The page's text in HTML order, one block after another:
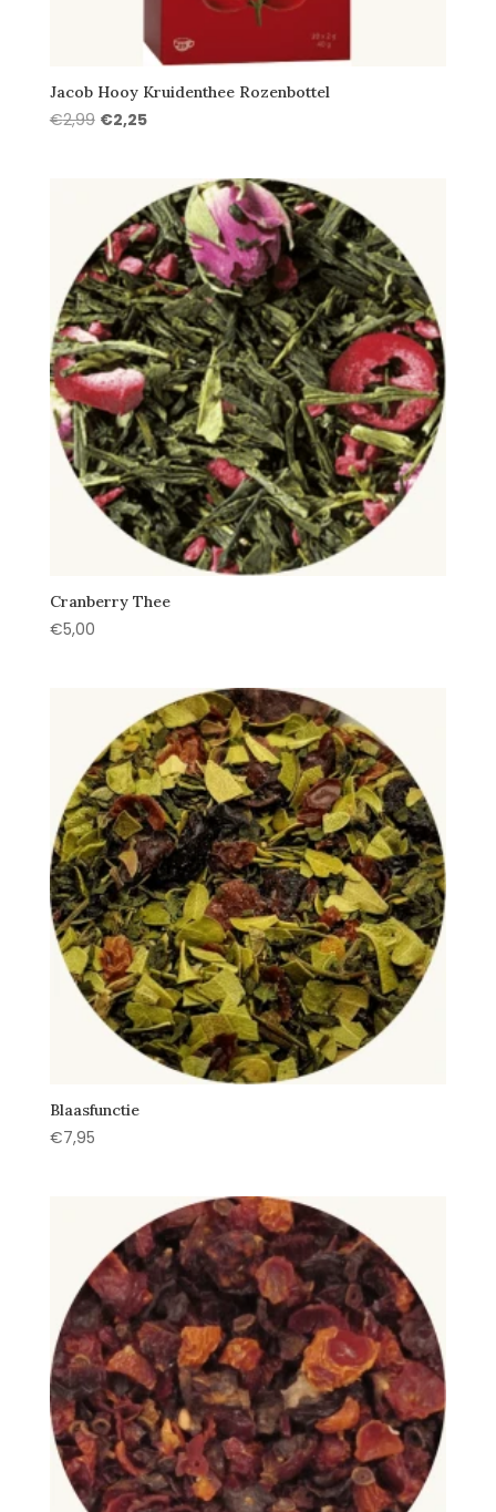
Jacob Hooy Kruidenthee Rozenbottel
€2,99 Oorspronkelijke
€2,25Huidige
€2,25.
Cranberry Thee
€5,00
Blaasfunctie
€7,95